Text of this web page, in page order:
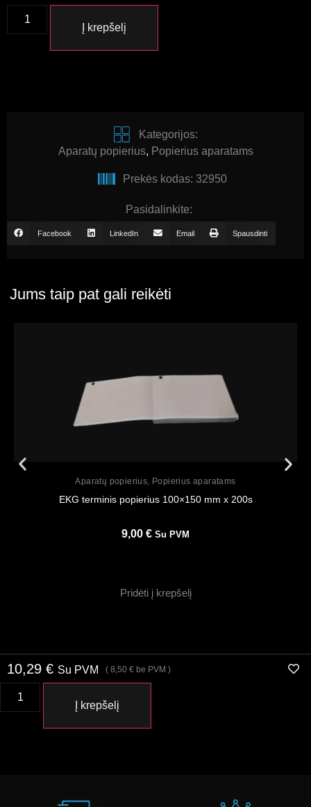
Į krepšelį
Kategorijos:
Aparatų popierius, Popierius aparatams
Prekės kodas: 32950
Pasidalinkite:
Facebook LinkedIn Email Spausdinti
Jums taip pat gali reikėti
Aparatų popierius Popierius aparatams
EKG terminis popierius 100×150 mm x 200s
9,00 € Su PVM
Pridėti į krepšelį
10,29 € Su PVM ( 8,50 € be PVM )
Į krepšelį